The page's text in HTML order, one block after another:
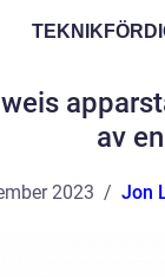
av
2023 Jon